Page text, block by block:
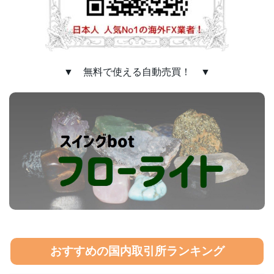
▼ 無料で使える自動売買！ ▼
おすすめの国内取引所ランキング